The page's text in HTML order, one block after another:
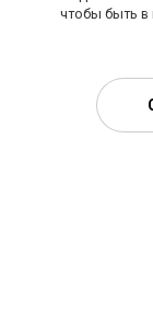
чтобы быть в